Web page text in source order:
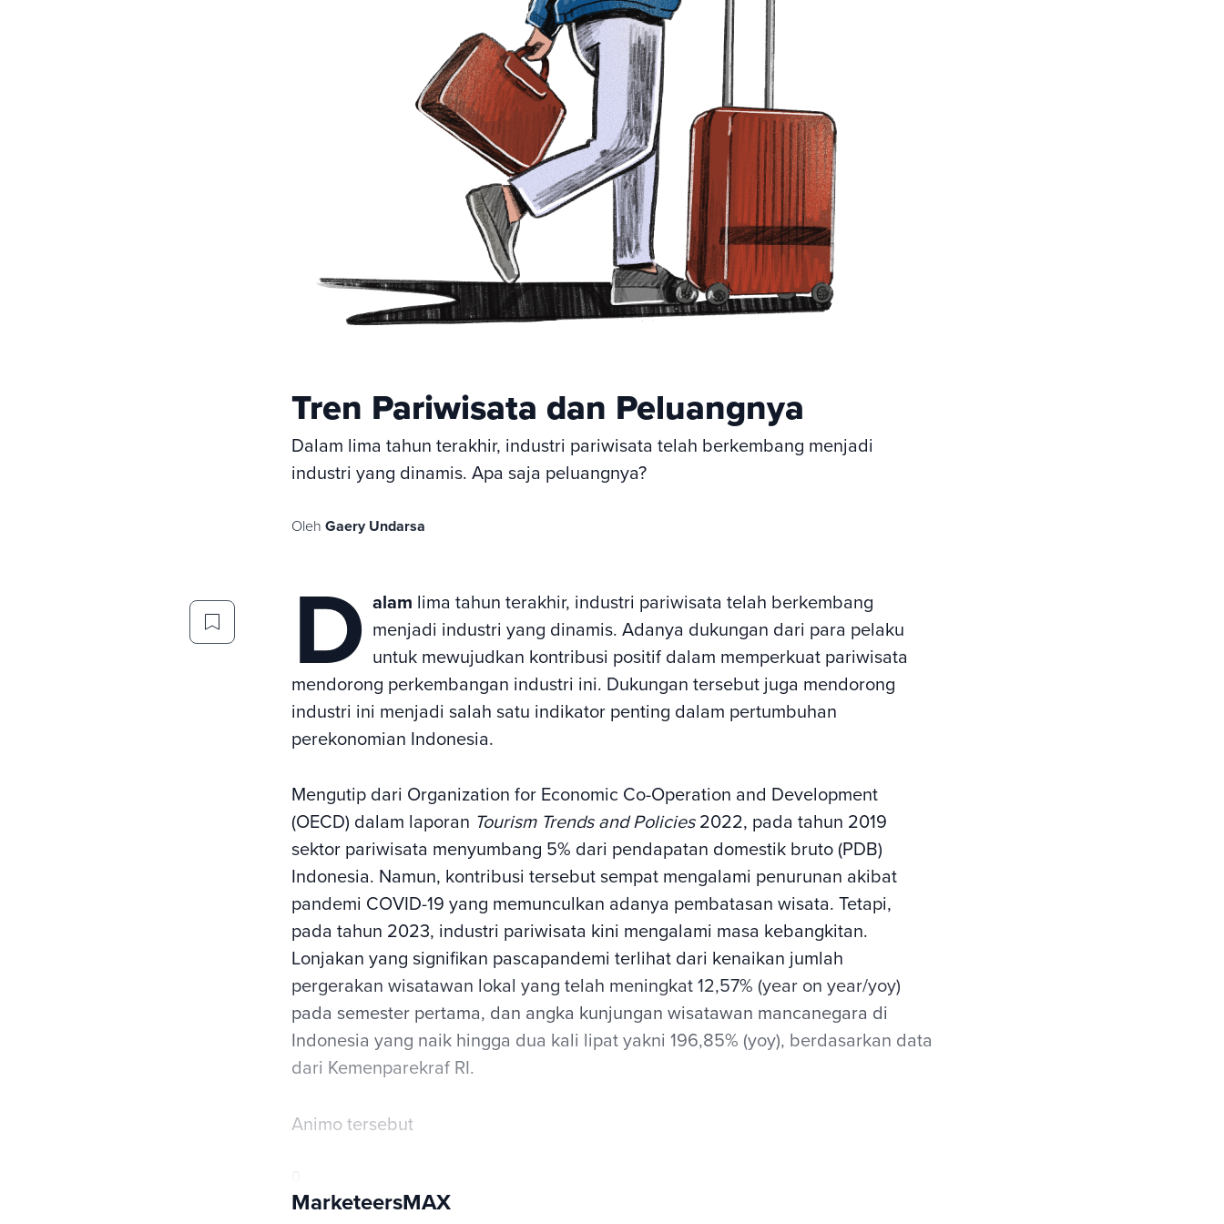
Tren Pariwisata dan Peluangnya
Dalam lima tahun terakhir, industri pariwisata telah berkembang menjadi
industri yang dinamis. Apa saja peluangnya?
Oleh Gaery Undarsa
D alam lima tahun terakhir, industri pariwisata telah berkembang
menjadi industri yang dinamis. Adanya dukungan dari para pelaku
untuk mewujudkan kontribusi positif dalam memperkuat pariwisata
mendorong perkembangan industri ini. Dukungan tersebut juga mendorong
industri ini menjadi salah satu indikator penting dalam pertumbuhan
perekonomian Indonesia.
Mengutip dari Organization for Economic Co-Operation and Development
(OECD) dalam laporan Tourism Trends and Policies2022, pada tahun 2019
sektor pariwisata menyumbang 5% dari pendapatan domestik bruto (PDB)
Indonesia. Namun, kontribusi tersebut sempat mengalami penurunan akibat
pandemi COVID-19 yang memunculkan adanya pembatasan wisata. Tetapi,
pada tahun 2023, industri pariwisata kini mengalami masa kebangkitan.
Lonjakan yang signifikan pascapandemi terlihat dari kenaikan jumlah
pergerakan wisatawan lokal yang telah meningkat 12,57% (year on year/yoy)
pada semester pertama, dan angka kunjungan wisatawan mancanegara di
Indonesia yang naik hingga dua kali lipat yakni 196,85% (yoy), berdasarkan data
dari Kemenparekraf RI.
Animo tersebut
MarketeersMAX